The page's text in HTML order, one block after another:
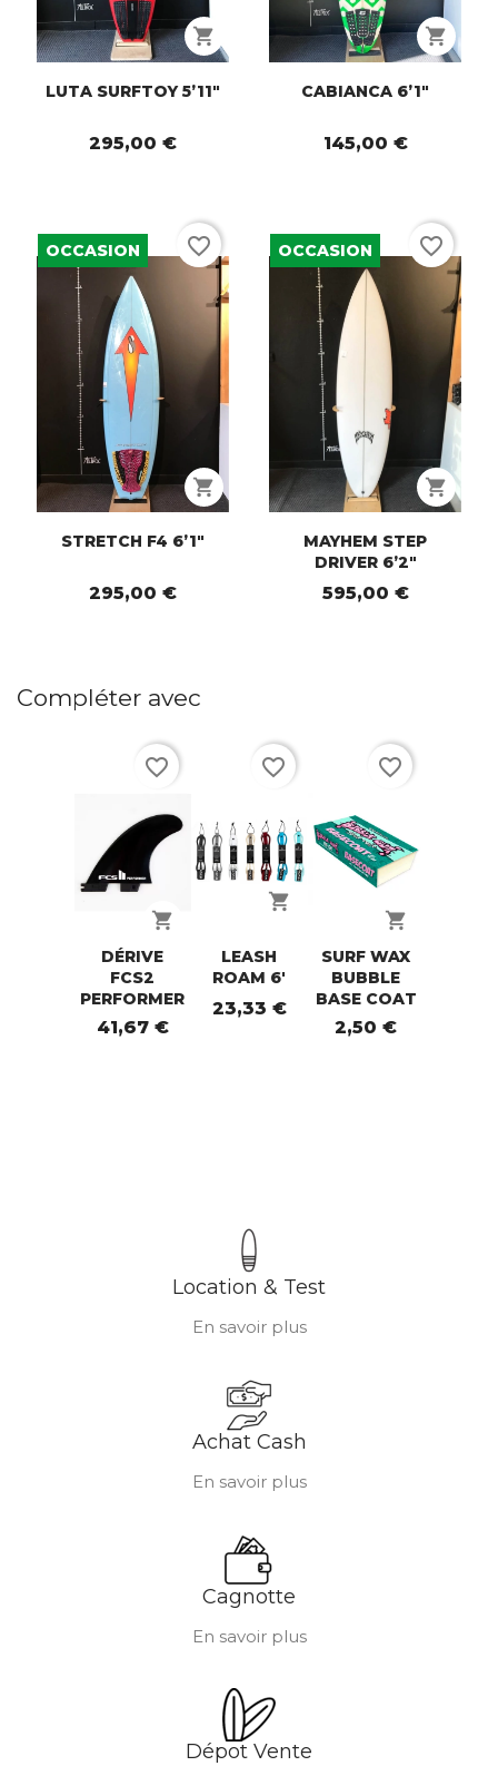
shopping_cart
LUTA SURFTOY 5’11"
295,00 €
shopping_cart
CABIANCA 6’1"
145,00 €
shopping_cart
STRETCH F4 6’1"
295,00 €
OCCASION favorite_border
shopping_cart
MAYHEM STEP
DRIVER 6’2"
595,00 €
OCCASION favorite_border
Compléter avec
shopping_cart
DÉRIVE
FCS2
PERFORMER
41,67 €
favorite_border
shopping_cart
LEASH
ROAM 6'
23,33 €
favorite_border
shopping_cart
SURF WAX
BUBBLE
BASE COAT
2,50 €
favorite_border
Location & Test
En savoir plus
Achat Cash
En savoir plus
Cagnotte
En savoir plus
Dépot Vente